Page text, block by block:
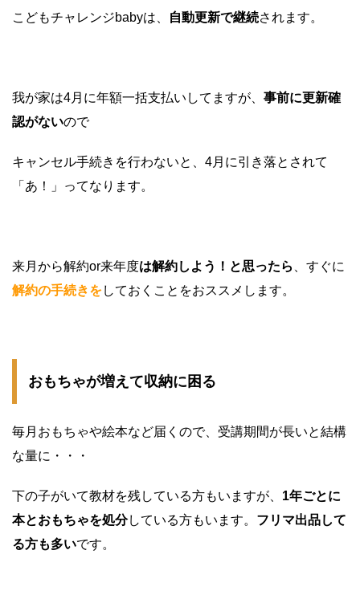
こどもチャレンジbabyは、 自動更新で継続されます。
我が家は4月に年額一括支払いしてますが、 事前に更新確
認がないので
キャンセル手続きを行わないと、4月に引き落とされて
「あ！」ってなります。
来月から解約or来年度は解約しよう！と思ったら
、すぐに
解約の手続きをしておくことをおススメします。
おもちゃが増えて収納に困る
毎月おもちゃや絵本など届くので、受講期間が長いと結構
な量に・・・
下の子がいて教材を残している方もいますが、 1年ごとに
本とおもちゃを処分している方もいます。 フリマ出品して
る方も多いです。